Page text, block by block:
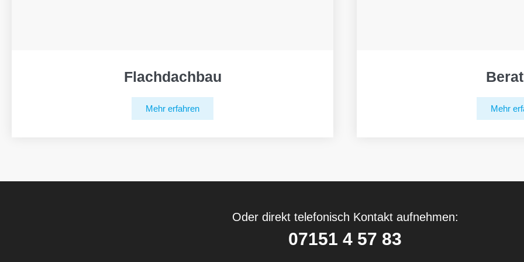
Flachdachbau
Mehr erfahren Mehr
Oder direkt telefonisch Kontakt aufnehmen:
07151 4 57 83